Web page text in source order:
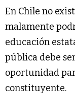
En Chile no
malamente
educación
pública debe
oportunidad
constituyente.